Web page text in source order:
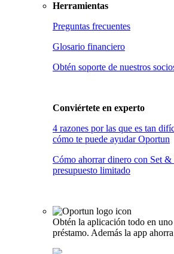
Herramientas
Preguntas frecuentes
Glosario financiero
Obtén soporte de nuestros
Conviértete en experto
4 razones por las que es tan
cómo te puede ayudar Oportun
Cómo ahorrar dinero con Set &
presupuesto limitado
Obtén la aplicación todo en
préstamo. Además la app